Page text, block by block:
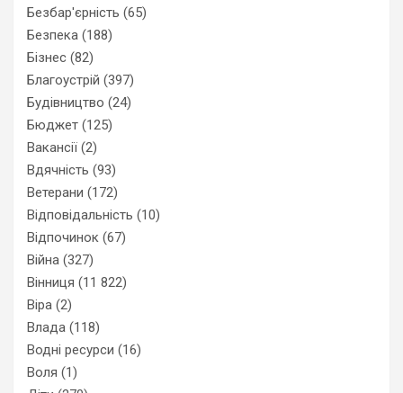
Безбар'єрність (65)
Безпека (188)
Бізнес (82)
Благоустрій (397)
Будівництво (24)
Бюджет (125)
Вакансії (2)
Вдячність (93)
Ветерани (172)
Відповідальність (10)
Відпочинок (67)
Війна (327)
Вінниця (11 822)
Віра (2)
Влада (118)
Водні ресурси (16)
Воля (1)